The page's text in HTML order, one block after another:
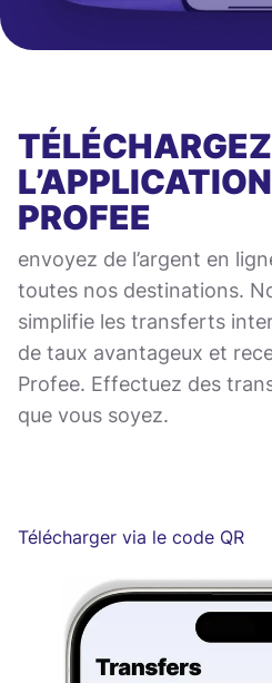
TÉLÉCHARGEZ
PROFEE
envoyez de l’argent en
toutes nos destinations.
simplifie les transferts
de taux avantageux et
Profee. Effectuez des
que vous soyez.
Télécharger via le code QR